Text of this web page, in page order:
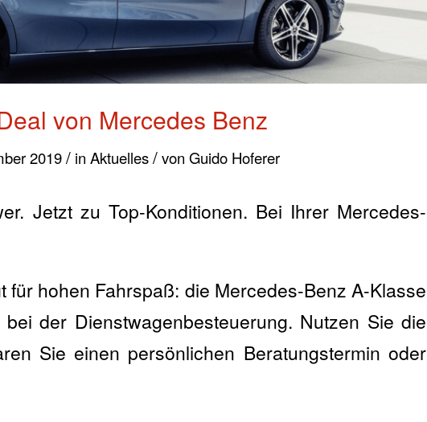
von Mercedes Benz
2019 / in Aktuelles / von Guido Hoferer
Jetzt zu Top-Konditionen. Bei Ihrer Mercedes-
für hohen Fahrspaß: die Mercedes-Benz A-Klasse
der Dienstwagenbesteuerung. Nutzen Sie die
Sie einen persönlichen Beratungstermin oder